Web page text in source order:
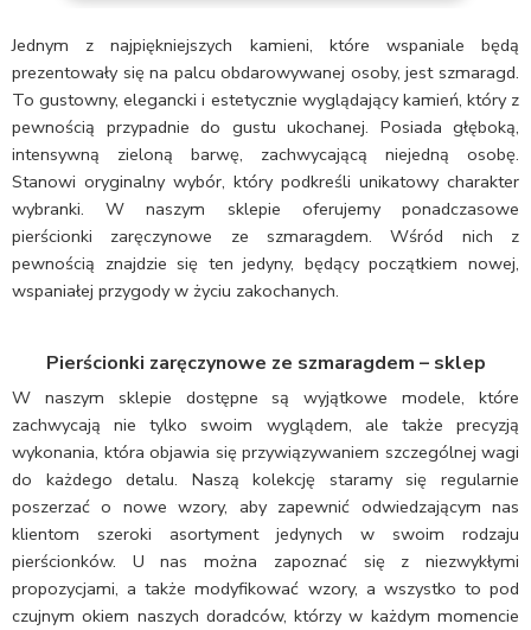
Jednym z najpiękniejszych kamieni, które wspaniale będą
prezentowały się na palcu obdarowywanej osoby, jest szmaragd.
To gustowny, elegancki i estetycznie wyglądający kamień, który z
pewnością przypadnie do gustu ukochanej. Posiada głęboką,
intensywną zieloną barwę, zachwycającą niejedną osobę.
Stanowi oryginalny wybór, który podkreśli unikatowy charakter
wybranki. W naszym sklepie oferujemy ponadczasowe
pierścionki zaręczynowe ze szmaragdem. Wśród nich z
pewnością znajdzie się ten jedyny, będący początkiem nowej,
wspaniałej przygody w życiu zakochanych.
Pierścionki zaręczynowe ze szmaragdem – sklep
W naszym sklepie dostępne są wyjątkowe modele, które
zachwycają nie tylko swoim wyglądem, ale także precyzją
wykonania, która objawia się przywiązywaniem szczególnej wagi
do każdego detalu. Naszą kolekcję staramy się regularnie
poszerzać o nowe wzory, aby zapewnić odwiedzającym nas
klientom szeroki asortyment jedynych w swoim rodzaju
pierścionków. U nas można zapoznać się z niezwykłymi
propozycjami, a także modyfikować wzory, a wszystko to pod
czujnym okiem naszych doradców, którzy w każdym momencie